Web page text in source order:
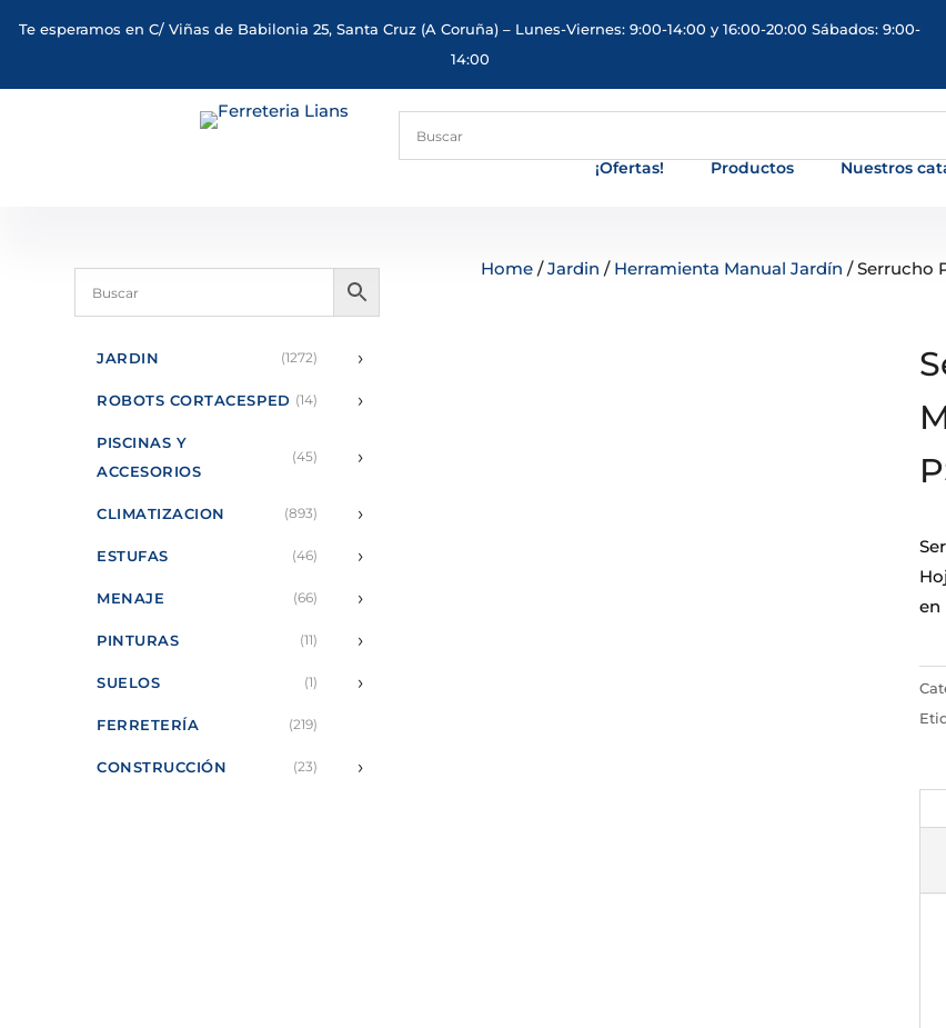
Te esperamos en C/ Viñas de Babilonia 25, Santa Cruz (A Coruña) – Lunes-Viernes: 9:00-14:00 y 16:00-20:00 Sábados: 9:00-
14:00
¡Ofertas! Productos Nuestros
JARDIN (1272) ›
ROBOTS CORTACESPED (14) ›
PISCINAS Y
ACCESORIOS
(45) ›
CLIMATIZACION (893) ›
ESTUFAS (46) ›
MENAJE (66) ›
PINTURAS (11) ›
SUELOS (1) ›
FERRETERÍA (219)
CONSTRUCCIÓN (23) ›
Home/Jardin / Herramienta Manual Jardín / Serrucho
en